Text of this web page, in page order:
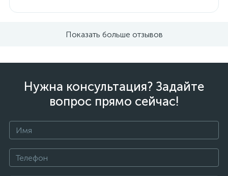
Показать больше отзывов
Нужна консультация? Задайте
вопрос прямо сейчас!